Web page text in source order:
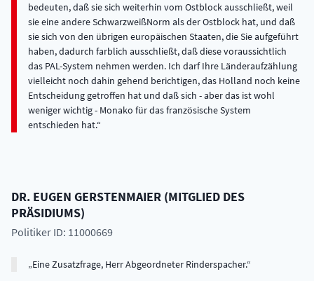
bedeuten, daß sie sich weiterhin vom Ostblock ausschließt, weil
sie eine andere SchwarzweißNorm als der Ostblock hat, und daß
sie sich von den übrigen europäischen Staaten, die Sie aufgeführt
haben, dadurch farblich ausschließt, daß diese voraussichtlich
das PAL-System nehmen werden. Ich darf Ihre Länderaufzählung
vielleicht noch dahin gehend berichtigen, das Holland noch keine
Entscheidung getroffen hat und daß sich - aber das ist wohl
weniger wichtig - Monako für das französische System
entschieden hat.
DR. EUGEN GERSTENMAIER (MITGLIED DES
PRÄSIDIUMS)
Politiker ID: 11000669
Eine Zusatzfrage, Herr Abgeordneter Rinderspacher.